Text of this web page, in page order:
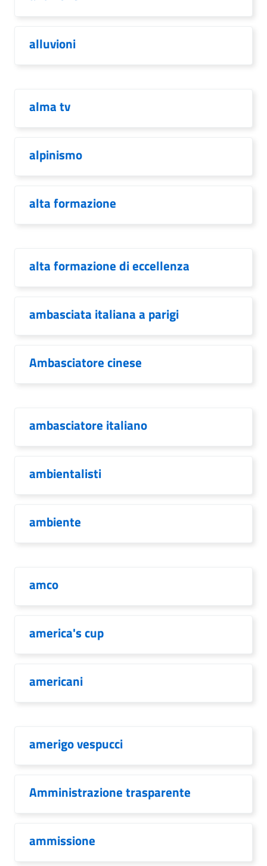
alluvioni
alma tv
alpinismo
alta formazione
alta formazione di eccellenza
ambasciata italiana a parigi
Ambasciatore cinese
ambasciatore italiano
ambientalisti
ambiente
amco
america's cup
americani
amerigo vespucci
Amministrazione trasparente
ammissione